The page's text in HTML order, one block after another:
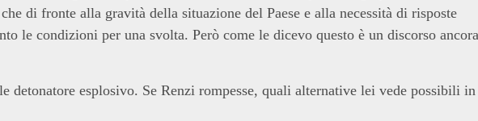
di fronte alla gravità della situazione del Paese e alla necessità di risposte
le condizioni per una svolta. Però come le dicevo questo è un discorso ancora
detonatore esplosivo. Se Renzi rompesse, quali alternative lei vede possibili in